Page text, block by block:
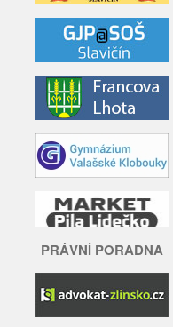
PRÁVNÍ PORADNA